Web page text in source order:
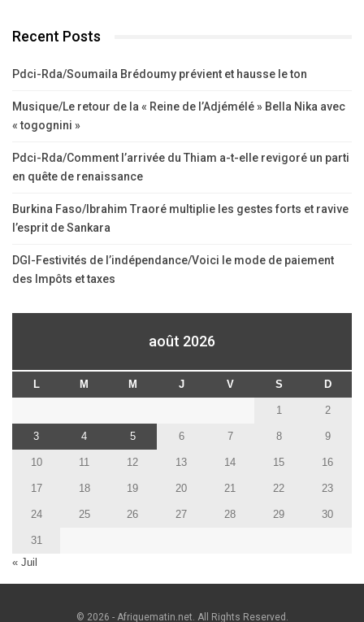
Recent Posts
Pdci-Rda/Soumaila Brédoumy prévient et hausse le ton
Musique/Le retour de la « Reine de l’Adjémélé » Bella Nika avec
« togognini »
Pdci-Rda/Comment l’arrivée du Thiam a-t-elle revigoré un parti
en quête de renaissance
Burkina Faso/Ibrahim Traoré multiplie les gestes forts et ravive
l’esprit de Sankara
DGI-Festivités de l’indépendance/Voici le mode de paiement
des Impôts et taxes
août 2026
L M M J V S D
1 2
3 4 5 6 7 8 9
10 11 12 13 14 15 16
17 18 19 20 21 22 23
24 25 26 27 28 29 30
31
« Juil
© 2026 - Afriquematin.net. All Rights Reserved.